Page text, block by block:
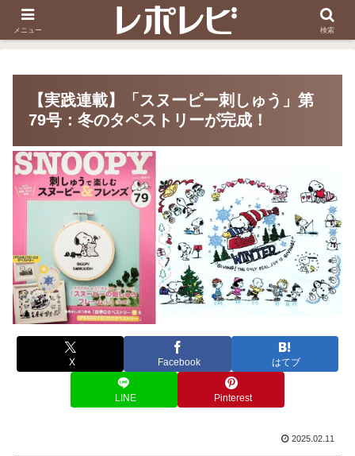
スヌーピー刺しゅう ダイソー知恵の輪
【実践連載】「スヌーピー刺しゅう」第
79号：冬のタペストリーが完成！
X Facebook はてブ
LINE Pinterest
2025.02.11
メニュー 検索